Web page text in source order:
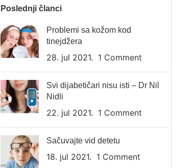
Poslednji članci
Problemi sa kožom kod
tinejdžera
28. jul 2021. 1 Comment
Svi dijabetičari nisu isti – Dr Nil
Nidli
22. jul 2021. 1 Comment
Sačuvajte vid detetu
18. jul 2021. 1 Comment